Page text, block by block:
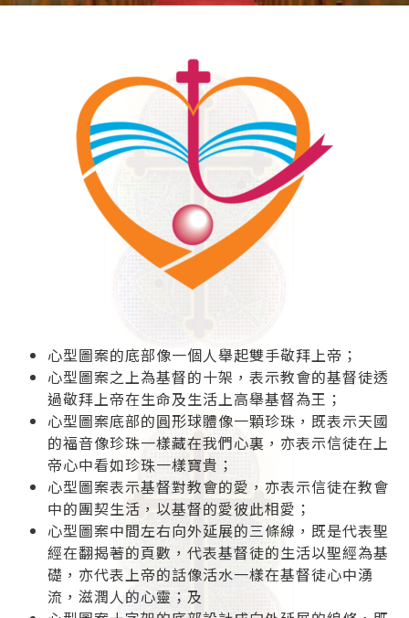
心型圖案的底部像一個人舉起雙手敬拜上帝；
心型圖案之上為基督的十架，表示教會的基督徒透
過敬拜上帝在生命及生活上高舉基督為王；
心型圖案底部的圓形球體像一顆珍珠，既表示天國
的福音像珍珠一樣藏在我們心裏，亦表示信徒在上
帝心中看如珍珠一樣寶貴；
心型圖案表示基督對教會的愛，亦表示信徒在教會
中的團契生活，以基督的愛彼此相愛；
心型圖案中間左右向外延展的三條線，既是代表聖
經在翻揭著的頁數，代表基督徒的生活以聖經為基
礎，亦代表上帝的話像活水一樣在基督徒心中湧
流，滋潤人的心靈；及